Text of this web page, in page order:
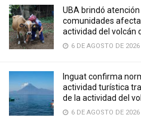
UBA brindó
comunidades
actividad del volcán
6 DE AGOSTO DE 2026
Inguat confirma
actividad turística
de la actividad del
6 DE AGOSTO DE 2026